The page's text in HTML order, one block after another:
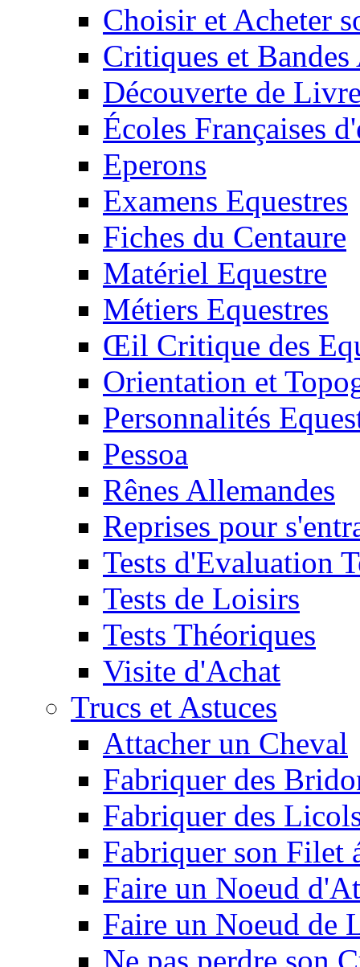
Choisir et Acheter
Critiques et
Découverte de
Écoles Françaises
Eperons
Examens Equestres
Fiches du Centaure
Matériel Equestre
Métiers Equestres
Œil Critique des
Orientation et
Personnalités
Pessoa
Rênes Allemandes
Reprises pour
Tests d'Evaluation
Tests de Loisirs
Tests Théoriques
Visite d'Achat
Trucs et Astuces
Attacher un Cheval
Fabriquer des
Fabriquer des
Fabriquer son Filet
Faire un Noeud
Faire un Noeud de
Ne pas perdre son